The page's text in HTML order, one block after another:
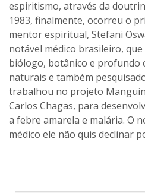
espiritismo, através da
1983, finalmente, ocorreu o
mentor espiritual, Stefani
notável médico brasileiro,
biólogo, botânico e profundo
naturais e também
trabalhou no projeto
Carlos Chagas, para
a febre amarela e malária. O
médico ele não quis declinar